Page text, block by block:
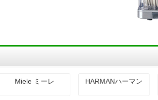
Miele ミーレ HARMANハーマン